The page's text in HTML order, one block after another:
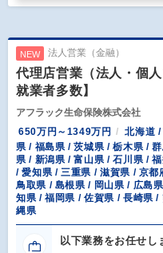
NEW 法人営業（金融）
代理店営業（法人・個
就業者多数】
アフラック生命保険株式会社
650万円～1349万円
北海道
県 / 福島県 / 茨城県 / 栃木県 /
県 / 新潟県 / 富山県 / 石川県 /
/ 愛知県 / 三重県 / 滋賀県 / 京
鳥取県 / 島根県 / 岡山県 / 広島
知県 / 福岡県 / 佐賀県 / 長崎県
縄県
以下業務をお任せし